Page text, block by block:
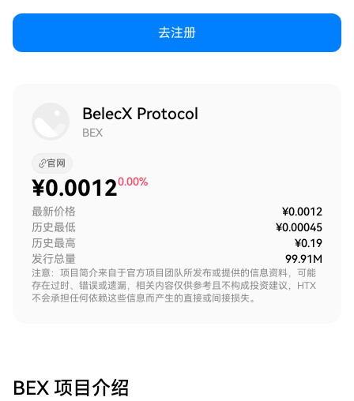
去注册
BelecX Protocol
BEX
官网
¥0.00120.00%
最新价格
¥0.0012
历史最低
¥0.00045
历史最高
¥0.19
发行总量
99.91M
注意：项目简介来自于官方项目团队所发布或提供的信息资料，可能
存在过时、错误或遗漏，相关内容仅供参考且不构成投资建议，HTX
不会承担任何依赖这些信息而产生的直接或间接损失。
BEX 项目介绍